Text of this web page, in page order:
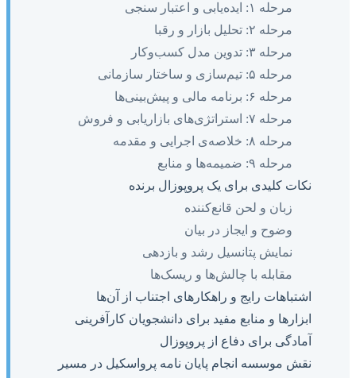
مرحله ۱: ایده‌یابی و اعتبار سنجی
مرحله ۲: تحلیل بازار و رقبا
مرحله ۳: تدوین مدل کسب‌وکار
مرحله ۵: تیم‌سازی و ساختار سازمانی
مرحله ۶: برنامه مالی و پیش‌بینی‌ها
مرحله ۷: استراتژی‌های بازاریابی و فروش
مرحله ۸: خلاصه‌ی اجرایی و مقدمه
مرحله ۹: ضمیمه‌ها و منابع
نکات کلیدی برای یک پروپوزال برنده
زبان و لحن قانع‌کننده
وضوح و ایجاز در بیان
نمایش پتانسیل رشد و بازدهی
مقابله با چالش‌ها و ریسک‌ها
اشتباهات رایج و راهکارهای اجتناب از آن‌ها
ابزارها و منابع مفید برای دانشجویان کارآفرینی
آمادگی برای دفاع از پروپوزال
نقش موسسه انجام پایان نامه پرواسکیل در مسیر